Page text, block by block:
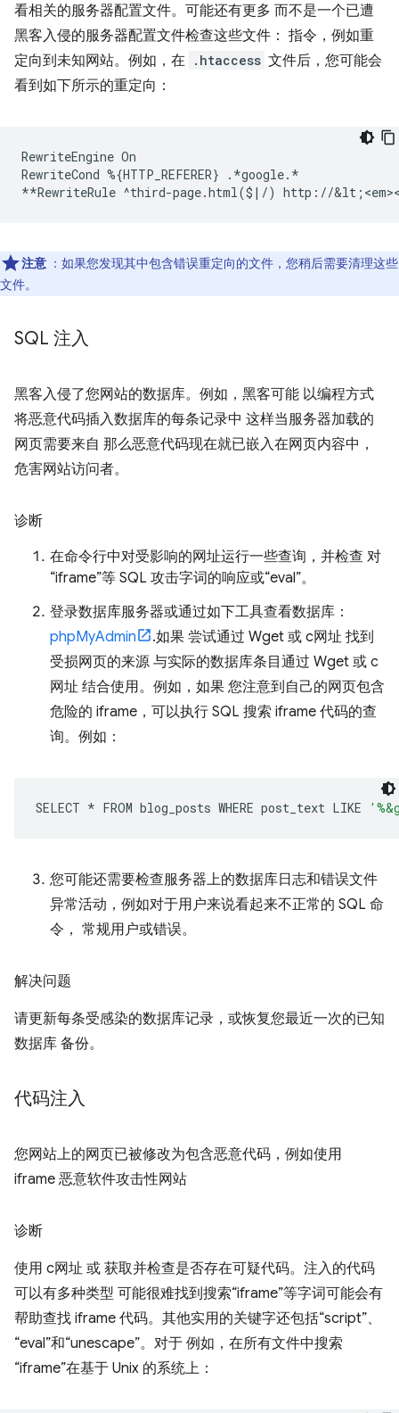
看相关的服务器配置文件。可能还有更多 而不是一个已遭
黑客入侵的服务器配置文件检查这些文件： 指令，例如重
定向到未知网站。例如，在 .htaccess 文件后，您可能会
看到如下所示的重定向：
RewriteEngine On
RewriteCond %{HTTP_REFERER}
.*google.*
**RewriteRule ^third-page.html($ | /) http://&lt ;
注意 ：如果您发现其中包含错误重定向的文件，您稍后需要清理这些
文件。
SQL 注入
黑客入侵了您网站的数据库。例如，黑客可能 以编程方式
将恶意代码插入数据库的每条记录中 这样当服务器加载的
网页需要来自 那么恶意代码现在就已嵌入在网页内容中，
危害网站访问者。
诊断
在命令行中对受影响的网址运行一些查询，并检查 对
“iframe”等 SQL 攻击字词的响应或“eval”。
登录数据库服务器或通过如下工具查看数据库：
phpMyAdmin
.如果 尝试通过 Wget 或 c网址 找到
受损网页的来源 与实际的数据库条目通过 Wget 或 c
网址 结合使用。例如，如果 您注意到自己的网页包含
危险的 iframe，可以执行 SQL 搜索 iframe 代码的查
询。例如：
SELECT * FROM blog_posts WHERE post_text LIKE
您可能还需要检查服务器上的数据库日志和错误文件
异常活动，例如对于用户来说看起来不正常的 SQL 命
令， 常规用户或错误。
解决问题
请更新每条受感染的数据库记录，或恢复您最近一次的已知
数据库 备份。
代码注入
您网站上的网页已被修改为包含恶意代码，例如使用
iframe 恶意软件攻击性网站
诊断
使用 c网址 或 获取并检查是否存在可疑代码。注入的代码
可以有多种类型 可能很难找到搜索“iframe”等字词可能会有
帮助查找 iframe 代码。其他实用的关键字还包括“script”、
“eval”和“unescape”。对于 例如，在所有文件中搜索
“iframe”在基于 Unix 的系统上：